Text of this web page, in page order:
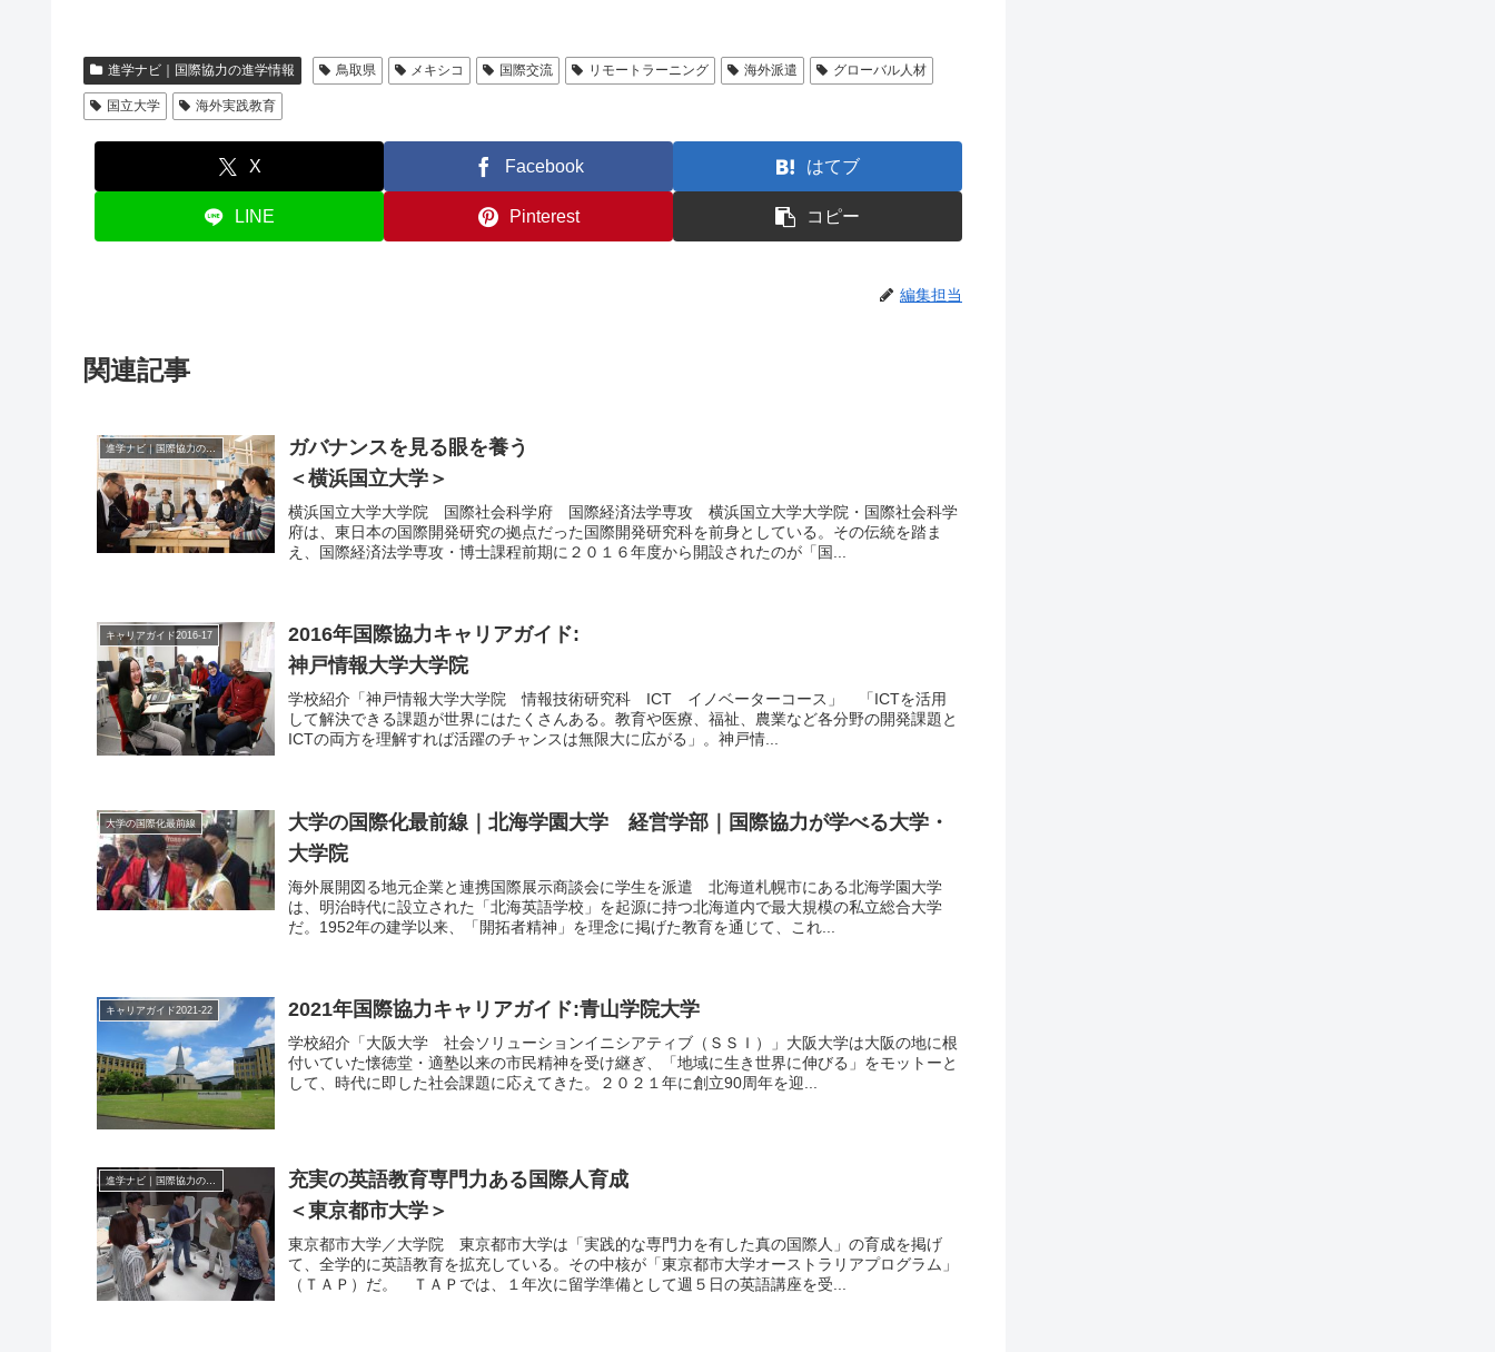
進学ナビ｜国際協力の進学情報 鳥取県 メキシコ 国際交流 リモートラーニング 海外派遣 グローバル人材
国立大学 海外実践教育
X Facebook はてブ
LINE Pinterest コピー
編集担当
関連記事
ガバナンスを見る眼を養う
＜横浜国立大学＞
横浜国立大学大学院 国際社会科学府 国際経済法学専攻 横浜国立大学大学院・国際社会科学
府は、東日本の国際開発研究の拠点だった国際開発研究科を前身としている。その伝統を踏ま
え、国際経済法学専攻・博士課程前期に２０１６年度から開設されたのが「国...
キャリアガイド2016-17
2016年国際協力キャリアガイド:
神戸情報大学大学院
学校紹介「神戸情報大学大学院 情報技術研究科 ICT イノベーターコース」 「ICTを活用
して解決できる課題が世界にはたくさんある。教育や医療、福祉、農業など各分野の開発課題と
ICTの両方を理解すれば活躍のチャンスは無限大に広がる」。神戸情...
大学の国際化最前線
大学の国際化最前線｜北海学園大学 経営学部｜国際協力が学べる大学・
大学院
海外展開図る地元企業と連携国際展示商談会に学生を派遣 北海道札幌市にある北海学園大学
は、明治時代に設立された「北海英語学校」を起源に持つ北海道内で最大規模の私立総合大学
だ。1952年の建学以来、「開拓者精神」を理念に掲げた教育を通じて、これ...
キャリアガイド2021-22 2021年国際協力キャリアガイド:青山学院大学
学校紹介「大阪大学 社会ソリューションイニシアティブ（ＳＳＩ）」大阪大学は大阪の地に根
付いていた懐徳堂・適塾以来の市民精神を受け継ぎ、「地域に生き世界に伸びる」をモットーと
して、時代に即した社会課題に応えてきた。２０２１年に創立90周年を迎...
進学ナビ｜国際協力の進学情報
充実の英語教育専門力ある国際人育成
＜東京都市大学＞
東京都市大学／大学院 東京都市大学は「実践的な専門力を有した真の国際人」の育成を掲げ
て、全学的に英語教育を拡充している。その中核が「東京都市大学オーストラリアプログラム」
（ＴＡＰ）だ。 ＴＡＰでは、１年次に留学準備として週５日の英語講座を受...